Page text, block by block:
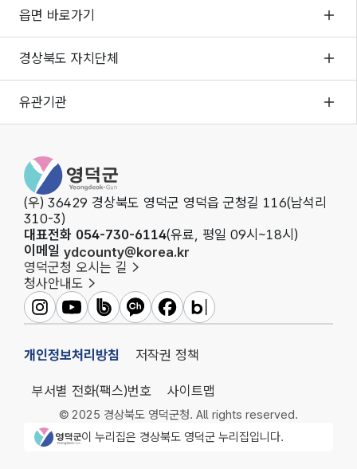
읍면 바로가기
경상북도 자치단체
유관기관
영덕군청
(우) 36429 경상북도 영덕군 영덕읍 군청길 116(남석리
310-3)
대표전화 054-730-6114(유료, 평일 09시~18시)
이메일 ydcounty@korea.kr
영덕군청 오시는 길
청사안내도
영덕군인스타그램
영덕군유튜브영덕군밴드영덕군카카오채널
영덕군페이스북
영덕군블로그
개인정보처리방침 저작권 정책
부서별 전화(팩스)번호 사이트맵
© 2025 경상북도 영덕군청. All rights reserved.
영덕군청 로고이 누리집은 경상북도 영덕군 누리집입니다.